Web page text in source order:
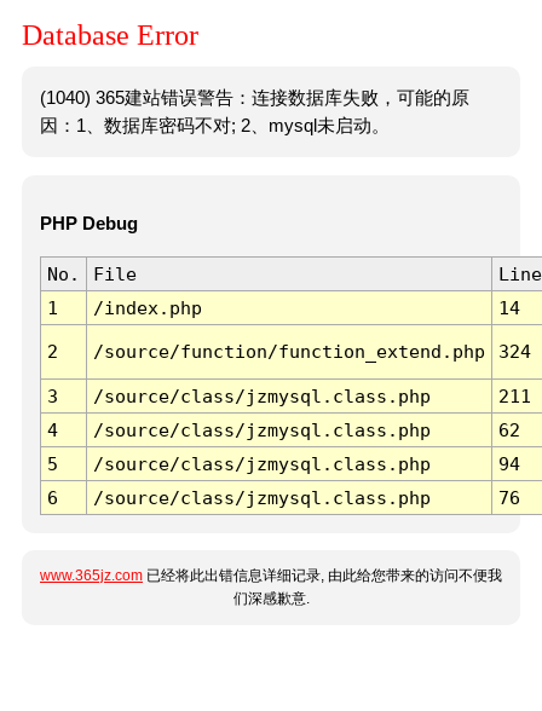
Database Error
(1040) 365建站错误警告：连接数据库失败，可能的原
因：1、数据库密码不对; 2、mysql未启动。
PHP Debug
No. File
Line
1
/index.php 14
2 /source/function/function_extend.php 324
3 /source/class/jzmysql.class.php
211
4
/source/class/jzmysql.class.php
62
5
/source/class/jzmysql.class.php
94
6
/source/class/jzmysql.class.php 76
www.365jz.com 已经将此出错信息详细记录, 由此给您带来的访问不便我
们深感歉意.